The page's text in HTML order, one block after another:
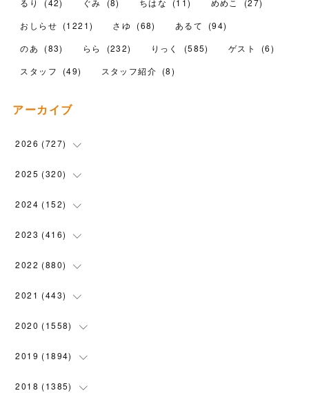
おしらせ (1221) さゆ (68) あるて (94)
のあ
(83) らら (232) りっく (585) ゲスト (6)
スタッフ
(49) スタッフ紹介 (8)
アーカイブ
2026 (727)
(18)
(104
( 110
( 119
2025 (320)
(90)
( 100
(72)
( 4 )
2024 (152)
(5 )
(5)
( 7 )
( 6 )
2023 (416)
(28)
( 58)
( 45)
( 69 )
2022 (880)
(31)
(64)
(76 )
( 71 )
2021 (443)
(54)
(91)
(63)
2020 (1558)
(107)
(132)
2019 (1894)
(113)
2018 (1385)